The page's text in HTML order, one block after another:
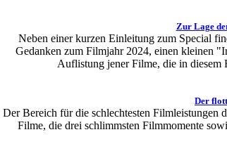
Zur Lage
Neben einer kurzen Einleitung zum Special
Gedanken zum Filmjahr 2024, einen kleinen
Auflistung jener Filme, die in
Der
Der Bereich für die schlechtesten Filmleistungen
Filme, die drei schlimmsten Filmmomente